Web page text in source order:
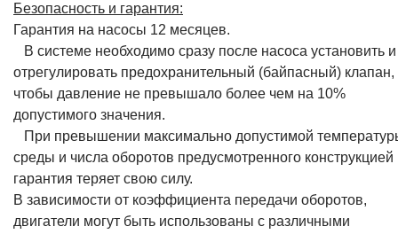
Безопасность и гарантия:
Гарантия на насосы 12 месяцев.
В системе необходимо сразу после насоса установить и
отрегулировать предохранительный (байпасный) клапан,
чтобы давление не превышало более чем на 10%
допустимого значения.
При превышении максимально допустимой
среды и числа оборотов предусмотренного конструкцией
гарантия теряет свою силу.
В зависимости от коэффициента передачи оборотов,
двигатели могут быть использованы с различными